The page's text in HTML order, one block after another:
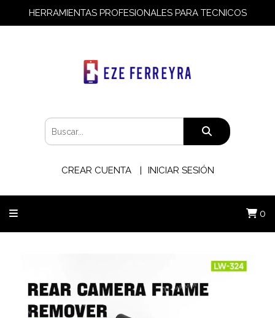
HERRAMIENTAS PROFESIONALES PARA TECNICOS
CREAR CUENTA INICIAR SESIÓN
0